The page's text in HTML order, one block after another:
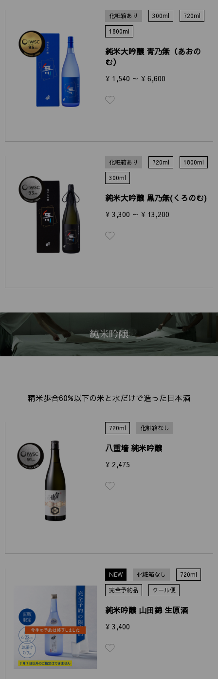
化粧箱あり 300ml
720ml
1800ml
純米大吟醸 青乃無（あおの
む）
¥ 1,540 ～ ¥ 6,600
化粧箱あり 720ml
1800ml
300ml
純米大吟醸 黒乃無(くろのむ)
¥ 3,300 ～ ¥ 13,200
純米吟醸
精米歩合60%以下の米と水だけで造った日本酒
720ml 化粧箱なし
八重墻 純米吟醸
¥ 2,475
NEW 化粧箱なし
720ml
完全予約品
クール便
純米吟醸 山田錦 生原酒
¥ 3,400